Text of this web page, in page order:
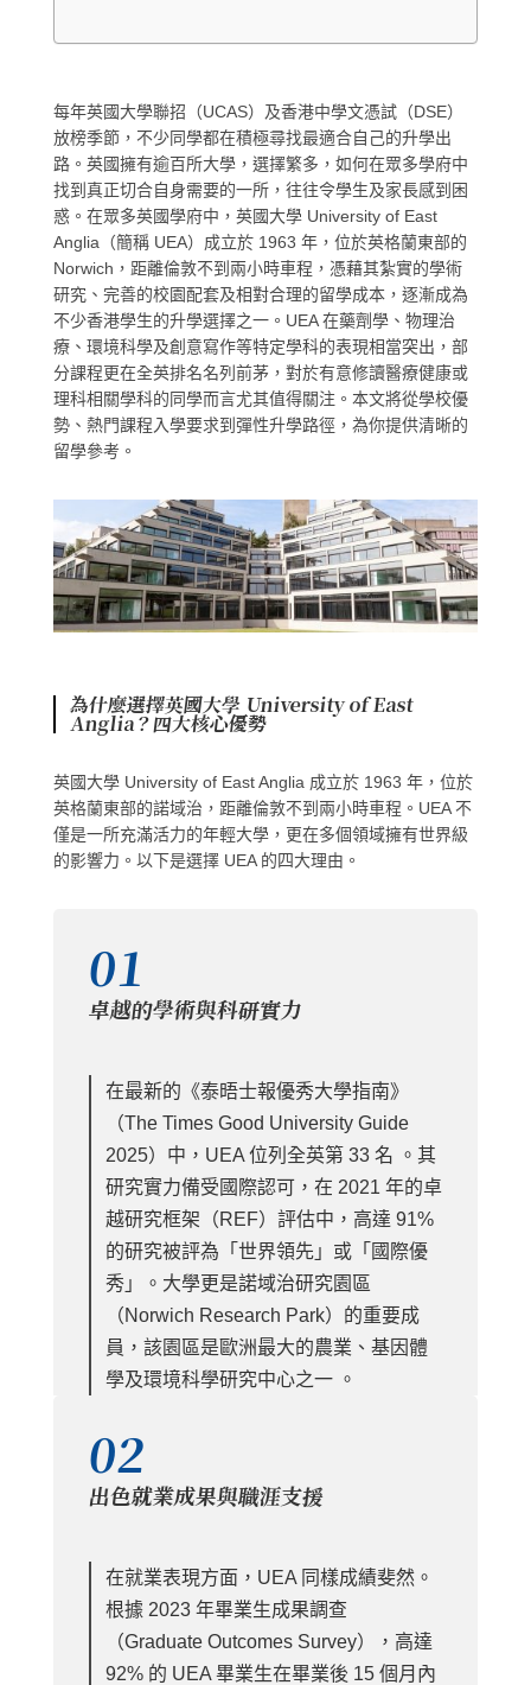
每年英國大學聯招（UCAS）及香港中學文憑試（DSE）
放榜季節，不少同學都在積極尋找最適合自己的升學出
路。英國擁有逾百所大學，選擇繁多，如何在眾多學府中
找到真正切合自身需要的一所，往往令學生及家長感到困
惑。在眾多英國學府中，英國大學 University of East
Anglia（簡稱 UEA）成立於 1963 年，位於英格蘭東部的
Norwich，距離倫敦不到兩小時車程，憑藉其紮實的學術
研究、完善的校園配套及相對合理的留學成本，逐漸成為
不少香港學生的升學選擇之一。UEA 在藥劑學、物理治
療、環境科學及創意寫作等特定學科的表現相當突出，部
分課程更在全英排名名列前茅，對於有意修讀醫療健康或
理科相關學科的同學而言尤其值得關注。本文將從學校優
勢、熱門課程入學要求到彈性升學路徑，為你提供清晰的
留學參考。
為什麼選擇英國大學 University of East
Anglia？四大核心優勢
英國大學 University of East Anglia 成立於 1963 年，位於
英格蘭東部的諾域治，距離倫敦不到兩小時車程。UEA 不
僅是一所充滿活力的年輕大學，更在多個領域擁有世界級
的影響力。以下是選擇 UEA 的四大理由。
01
卓越的學術與科研實力
在最新的《泰晤士報優秀大學指南》
（The Times Good University Guide
2025）中，UEA 位列全英第 33 名 。其
研究實力備受國際認可，在 2021 年的卓
越研究框架（REF）評估中，高達 91%
的研究被評為「世界領先」或「國際優
秀」。大學更是諾域治研究園區
（Norwich Research Park）的重要成
員，該園區是歐洲最大的農業、基因體
學及環境科學研究中心之一 。
02
出色就業成果與職涯支援
在就業表現方面，UEA 同樣成績斐然。
根據 2023 年畢業生成果調查
（Graduate Outcomes Survey），高達
92% 的 UEA 畢業生在畢業後 15 個月內